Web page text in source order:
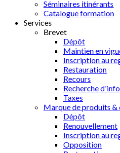
Séminaires itinérants
Catalogue formation
Services
Brevet
Dépôt
Maintien en
Inscription au
Restauration
Recours
Recherche
Taxes
Marque de produits &
Dépôt
Renouvellement
Inscription au
Opposition